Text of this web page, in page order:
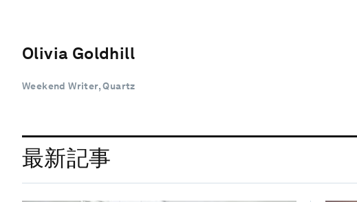
Olivia Goldhill
Weekend Writer, Quartz
最新記事